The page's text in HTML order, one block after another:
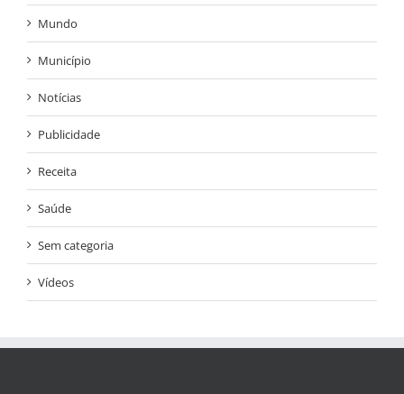
Mundo
Município
Notícias
Publicidade
Receita
Saúde
Sem categoria
Vídeos